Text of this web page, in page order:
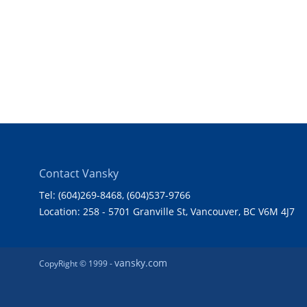
Contact Vansky
Tel: (604)269-8468, (604)537-9766
Location: 258 - 5701 Granville St, Vancouver, BC V6M 4J7
CopyRight © 1999 -vansky.com